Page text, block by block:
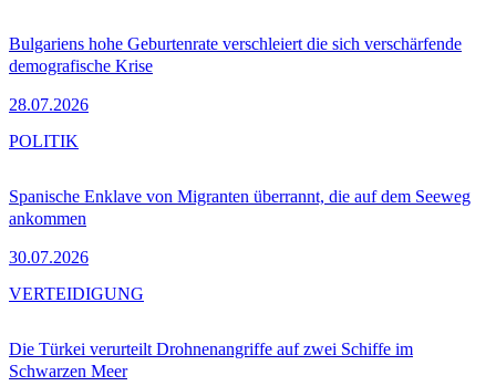
Bulgariens hohe Geburtenrate verschleiert die sich verschärfende
demografische Krise
28.07.2026
Spanische Enklave von Migranten überrannt, die auf dem Seeweg
ankommen
30.07.2026
POLITIK
Die Türkei verurteilt Drohnenangriffe auf zwei Schiffe im
Schwarzen Meer
VERTEIDIGUNG